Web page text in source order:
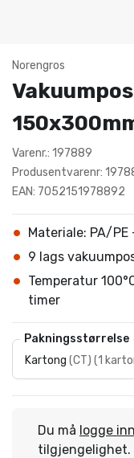
Norengros
Varenr.: 197889
Produsentvarenr:
EAN: 7052151978892
Materiale: PA/
9 lags
Temperatur
timer
Pakningsstørrelse
Kartong (CT) (1
Du må logge inn
tilgjengelighet.